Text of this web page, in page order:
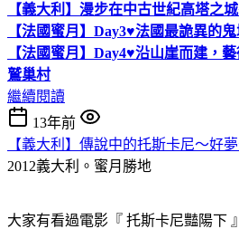
【義大利】漫步在中古世紀高塔之
【法國蜜月】Day3♥法國最詭異的
【法國蜜月】Day4♥沿山崖而建，
鷲巢村
繼續閱讀
13年前
【義大利】傳說中的托斯卡尼～好
2012義大利。蜜月勝地
大家有看過電影『 托斯卡尼豔陽下